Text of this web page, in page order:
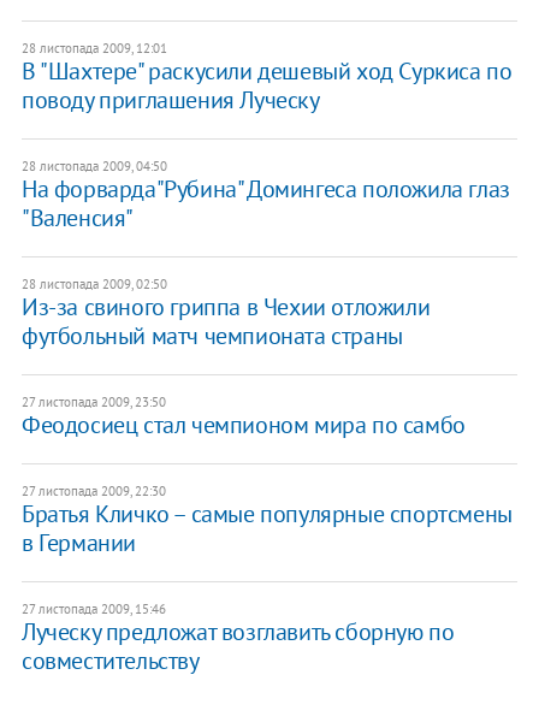
28 листопада 2009, 12:01
В "Шахтере" раскусили дешевый ход Суркиса по
поводу приглашения Луческу
28 листопада 2009, 04:50
На форварда"Рубина" Домингеса положила глаз
"Валенсия"
28 листопада 2009, 02:50
Из-за свиного гриппа в Чехии отложили
футбольный матч чемпионата страны
27 листопада 2009, 23:50
Феодосиец стал чемпионом мира по самбо
27 листопада 2009, 22:30
Братья Кличко – самые популярные спортсмены
в Германии
27 листопада 2009, 15:46
Луческу предложат возглавить сборную по
совместительству